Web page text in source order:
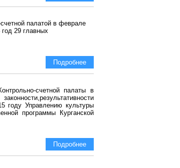
палатой в феврале
29 главных
Подробнее
счетной палаты в
году Управлению культуры
программы Курганской
Подробнее